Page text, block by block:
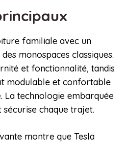
familiale avec un
monospaces classiques.
et fonctionnalité, tandis
modulable et confortable
technologie embarquée
chaque trajet.
montre que Tesla